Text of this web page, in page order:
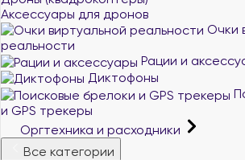
Аксессуары для дронов
Очки
реальности
Рации и
Диктофоны
и GPS трекеры
Оргтехника и расходники
Все категории